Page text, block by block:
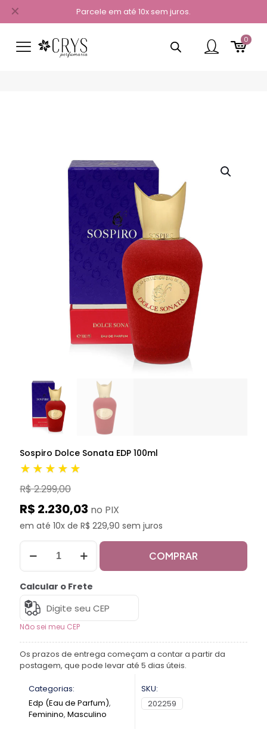
Parcele em até 10x sem juros.
✕
0
Sospiro Dolce Sonata EDP 100ml
★★★★★
R$ 2.299,00
R$ 2.230,03 no PIX
em até 10x de R$ 229,90 sem juros
COMPRAR
Calcular o Frete
Não sei meu CEP
Os prazos de entrega começam a contar a partir da
postagem, que pode levar até 5 dias úteis.
Categorias:
Edp (Eau de Parfum),
Feminino, Masculino
SKU:
202259